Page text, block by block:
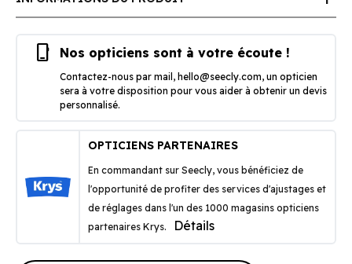
phone_iphone Nos opticiens sont à votre écoute !
Contactez-nous par mail, hello@seecly.com, un opticien
sera à votre disposition pour vous aider à obtenir un devis
personnalisé.
OPTICIENS PARTENAIRES
En commandant sur Seecly, vous bénéficiez de
l'opportunité de profiter des services d'ajustages et
de réglages dans l'un des 1000 magasins opticiens
partenaires Krys.
Détails